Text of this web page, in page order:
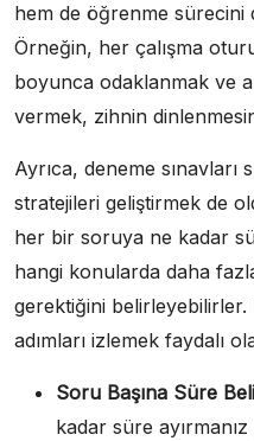
hem de öğrenme sürecini
Örneğin, her çalışma
boyunca odaklanmak ve
vermek, zihnin
Ayrıca, deneme sınavları
stratejileri geliştirmek de
her bir soruya ne kadar
hangi konularda daha
gerektiğini belirleyebilirler.
adımları izlemek faydalı
Soru Başına Süre
kadar süre